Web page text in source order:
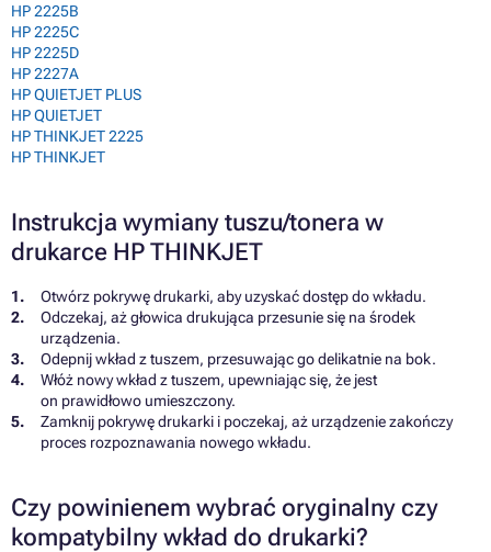
HP 2225B
HP 2225C
HP 2225D
HP 2227A
HP QUIETJET PLUS
HP QUIETJET
HP THINKJET 2225
HP THINKJET
Instrukcja wymiany tuszu/tonera w
drukarce HP THINKJET
Otwórz pokrywę drukarki, aby uzyskać dostęp do wkładu.
Odczekaj, aż głowica drukująca przesunie się na środek
urządzenia.
Odepnij wkład z tuszem, przesuwając go delikatnie na bok.
Włóż nowy wkład z tuszem, upewniając się, że jest
on prawidłowo umieszczony.
Zamknij pokrywę drukarki i poczekaj, aż urządzenie zakończy
proces rozpoznawania nowego wkładu.
Czy powinienem wybrać oryginalny czy
kompatybilny wkład do drukarki?